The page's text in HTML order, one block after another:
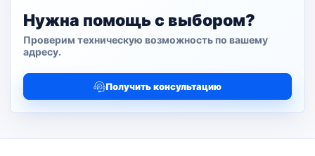
Нужна помощь с выбором?
Проверим техническую возможность по вашему
адресу.
Получить консультацию